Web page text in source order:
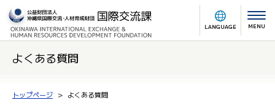
LANGUAGE MENU
よくある質問
トップページ よくある質問